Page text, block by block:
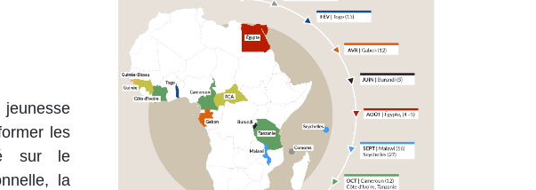
les
sur le
la